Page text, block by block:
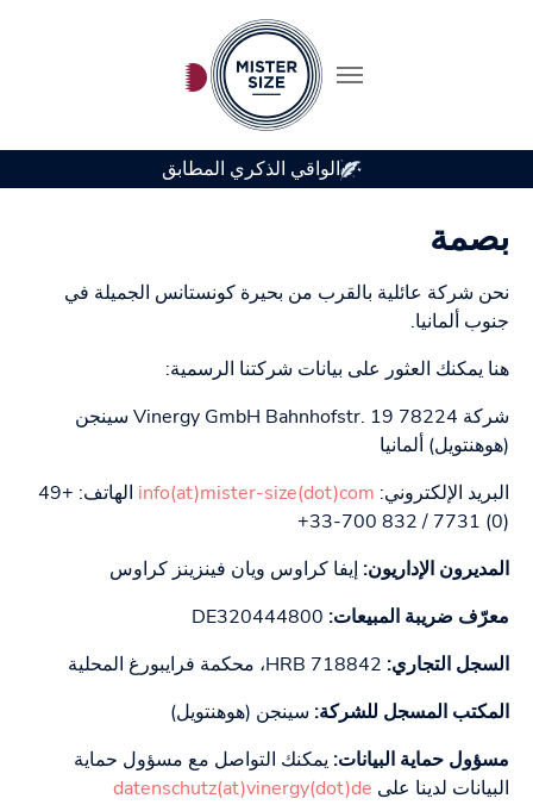
الواقي الذكري المطابق
بصمة
نحن شركة عائلية بالقرب من بحيرة كونستانس الجميلة في
جنوب ألمانيا.
هنا يمكنك العثور على بيانات شركتنا الرسمية:
شركة Vinergy GmbH Bahnhofstr. 19 78224 سينجن
(هوهنتويل) ألمانيا
البريد الإلكتروني: info(at)mister-size(dot)com
الهاتف: +49
(0) 7731 / 832 700-33+
المديرون الإداريون: إيفا كراوس ويان فينزينز كراوس
معرّف ضريبة المبيعات:
السجل التجاري:
المكتب المسجل للشركة: سينجن (هوهنتويل)
مسؤول حماية البيانات: يمكنك التواصل مع مسؤول حماية
البيانات لدينا على datenschutz(at)vinergy(dot)de